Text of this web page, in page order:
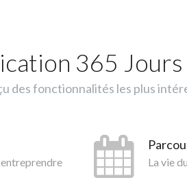
365 Jours
des fonctionnalités les plus
La vie